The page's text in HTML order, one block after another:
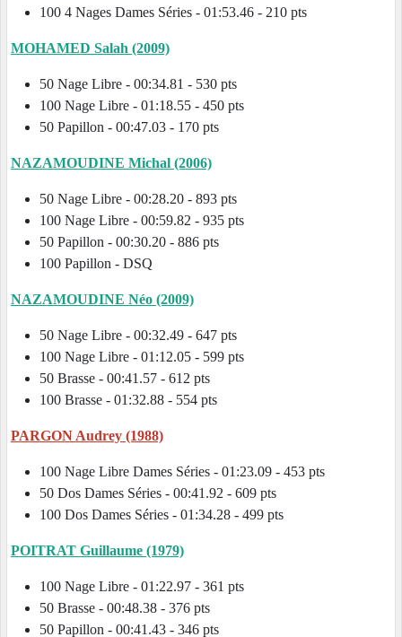
100 4 Nages Dames Séries - 01:53.46 - 210 pts
MOHAMED Salah (2009)
50 Nage Libre - 00:34.81 - 530 pts
100 Nage Libre - 01:18.55 - 450 pts
50 Papillon - 00:47.03 - 170 pts
NAZAMOUDINE Michal (2006)
50 Nage Libre - 00:28.20 - 893 pts
100 Nage Libre - 00:59.82 - 935 pts
50 Papillon - 00:30.20 - 886 pts
100 Papillon - DSQ
NAZAMOUDINE Néo (2009)
50 Nage Libre - 00:32.49 - 647 pts
100 Nage Libre - 01:12.05 - 599 pts
50 Brasse - 00:41.57 - 612 pts
100 Brasse - 01:32.88 - 554 pts
PARGON Audrey (1988)
100 Nage Libre Dames Séries - 01:23.09 - 453 pts
50 Dos Dames Séries - 00:41.92 - 609 pts
100 Dos Dames Séries - 01:34.28 - 499 pts
POITRAT Guillaume (1979)
100 Nage Libre - 01:22.97 - 361 pts
50 Brasse - 00:48.38 - 376 pts
50 Papillon - 00:41.43 - 346 pts